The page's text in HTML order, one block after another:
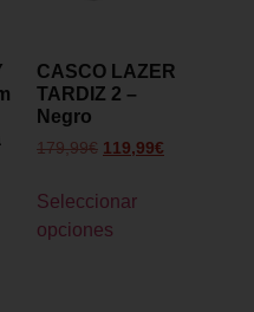
CASCO LAZER
TARDIZ 2 –
Negro
179,99€ 119,99€
Seleccionar
opciones